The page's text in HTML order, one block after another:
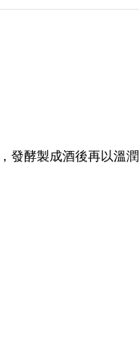
發酵製成酒後再以溫